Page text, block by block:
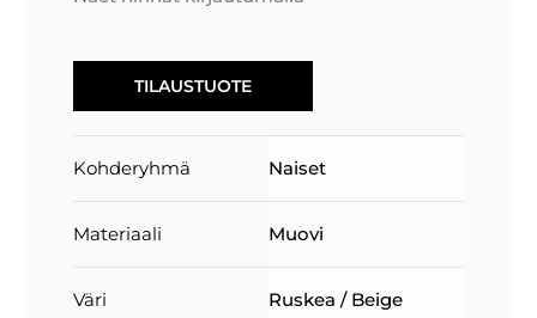
TILAUSTUOTE
Kohderyhmä Naiset
Materiaali Muovi
Väri Ruskea / Beige